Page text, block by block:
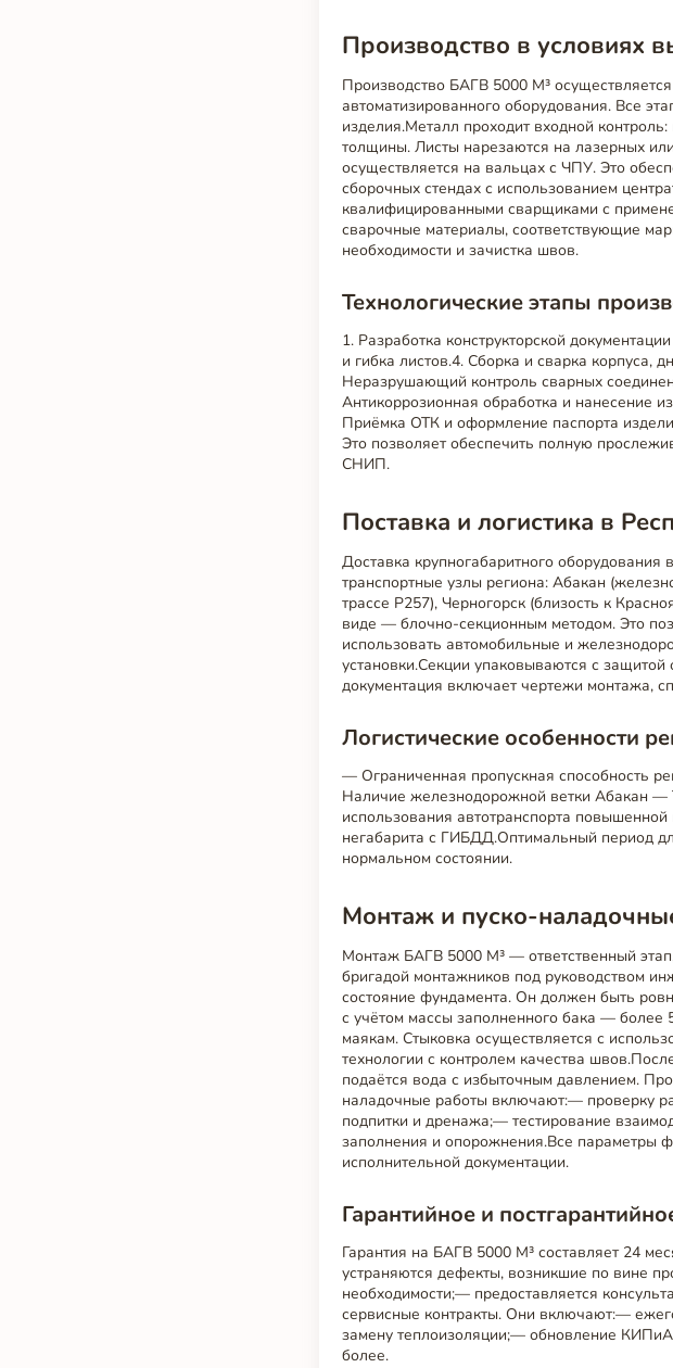
Производство в условиях
Производство БАГВ 5000 М³
автоматизированного оборудования. Все
изделия.Металл проходит входной
толщины. Листы нарезаются на лазерных
осуществляется на вальцах с ЧПУ. Это
сборочных стендах с использованием
квалифицированными сварщиками с
сварочные материалы, соответствующие
необходимости и зачистка швов.
Технологические этапы
1. Разработка конструкторской
и гибка листов.4. Сборка и сварка корпуса,
Неразрушающий контроль сварных
Антикоррозионная обработка и нанесение
Приёмка ОТК и оформление паспорта
Это позволяет обеспечить полную
СНИП.
Поставка и логистика в
Доставка крупногабаритного
транспортные узлы региона: Абакан
трассе Р257), Черногорск (близость к
виде — блочно-секционным методом. Это
использовать автомобильные и
установки.Секции упаковываются с
документация включает чертежи монтажа,
Логистические особенности
— Ограниченная пропускная способность
Наличие железнодорожной ветки Абакан —
использования автотранспорта
негабарита с ГИБДД.Оптимальный период
нормальном состоянии.
Монтаж и пуско-
Монтаж БАГВ 5000 М³ — ответственный
бригадой монтажников под руководством
состояние фундамента. Он должен быть
с учётом массы заполненного бака — более
маякам. Стыковка осуществляется с
технологии с контролем качества
подаётся вода с избыточным давлением.
наладочные работы включают:— проверку
подпитки и дренажа;— тестирование
заполнения и опорожнения.Все параметры
исполнительной документации.
Гарантийное и
Гарантия на БАГВ 5000 М³ составляет 24
устраняются дефекты, возникшие по вине
необходимости;— предоставляется
сервисные контракты. Они включают:—
замену теплоизоляции;— обновление
более.